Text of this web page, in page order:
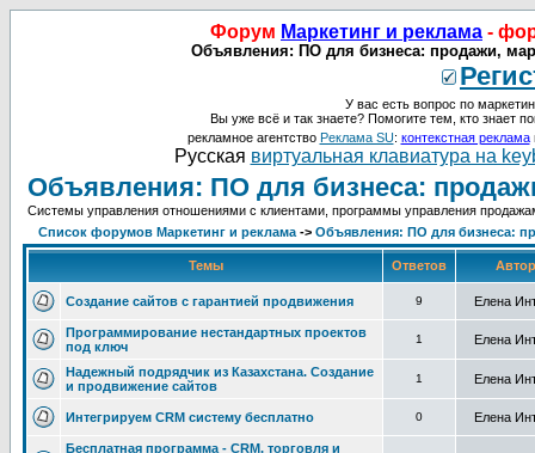
Форум Маркетинг и реклама -
Объявления: ПО для бизнеса: продажи,
У вас есть вопрос по
Вы уже всё и так знаете? Помогите тем, кто знает
рекламное агентство Реклама SU: контекстная реклама
Русская виртуальная клавиатура на
Объявления: ПО для бизнеса:
Системы управления отношениями с клиентами, программы управления
Список форумов Маркетинг и реклама -> Объявления: ПО для бизнеса:
Темы Ответов
Создание сайтов с гарантией продвижения 9 Елена
Программирование нестандартных проектов
под ключ
1 Елена
Надежный подрядчик из Казахстана. Создание
и продвижение сайтов
1 Елена
Интегрируем CRM систему бесплатно 0 Елена
Бесплатная программа - CRM, торговля и